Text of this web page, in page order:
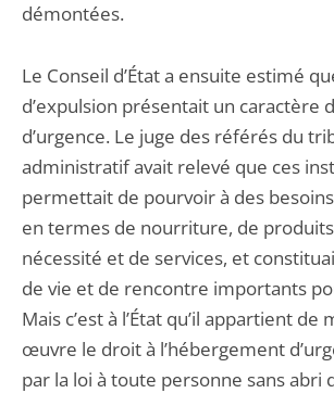
démontées.
Le Conseil d’État a ensuite estimé
d’expulsion présentait un caractère
d’urgence. Le juge des référés du
administratif avait relevé que ces
permettait de pourvoir à des
en termes de nourriture, de
nécessité et de services, et
de vie et de rencontre importants
Mais c’est à l’État qu’il appartient de
œuvre le droit à l’hébergement
par la loi à toute personne sans abri